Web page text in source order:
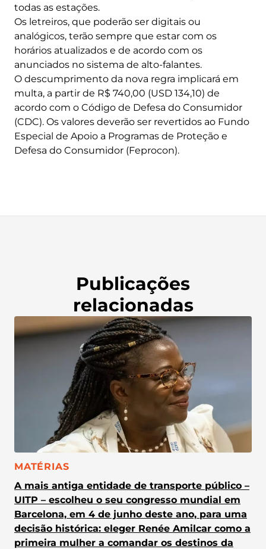
todas as estações.
Os letreiros, que poderão ser digitais ou
analógicos, terão sempre que estar com os
horários atualizados e de acordo com os
anunciados no sistema de alto-falantes.
O descumprimento da nova regra implicará em
multa, a partir de R$ 740,00 (USD 134,10) de
acordo com o Código de Defesa do Consumidor
(CDC). Os valores deverão ser revertidos ao Fundo
Especial de Apoio a Programas de Proteção e
Defesa do Consumidor (Feprocon).
Publicações
relacionadas
CATEGORIA:
MATÉRIAS
A mais antiga entidade de transporte público –
UITP – escolheu o seu congresso mundial em
Barcelona, em 4 de junho deste ano, para uma
decisão histórica: eleger Renée Amilcar como a
primeira mulher a comandar os destinos da